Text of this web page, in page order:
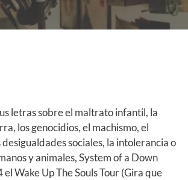
letras sobre el maltrato infantil, la
los genocidios, el machismo, el
desigualdades sociales, la intolerancia o
y animales, System of a Down
Wake Up The Souls Tour (Gira que